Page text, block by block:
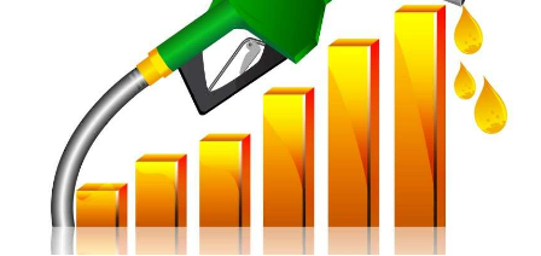
प्रोफाइल
ऊर्जा
विशेष